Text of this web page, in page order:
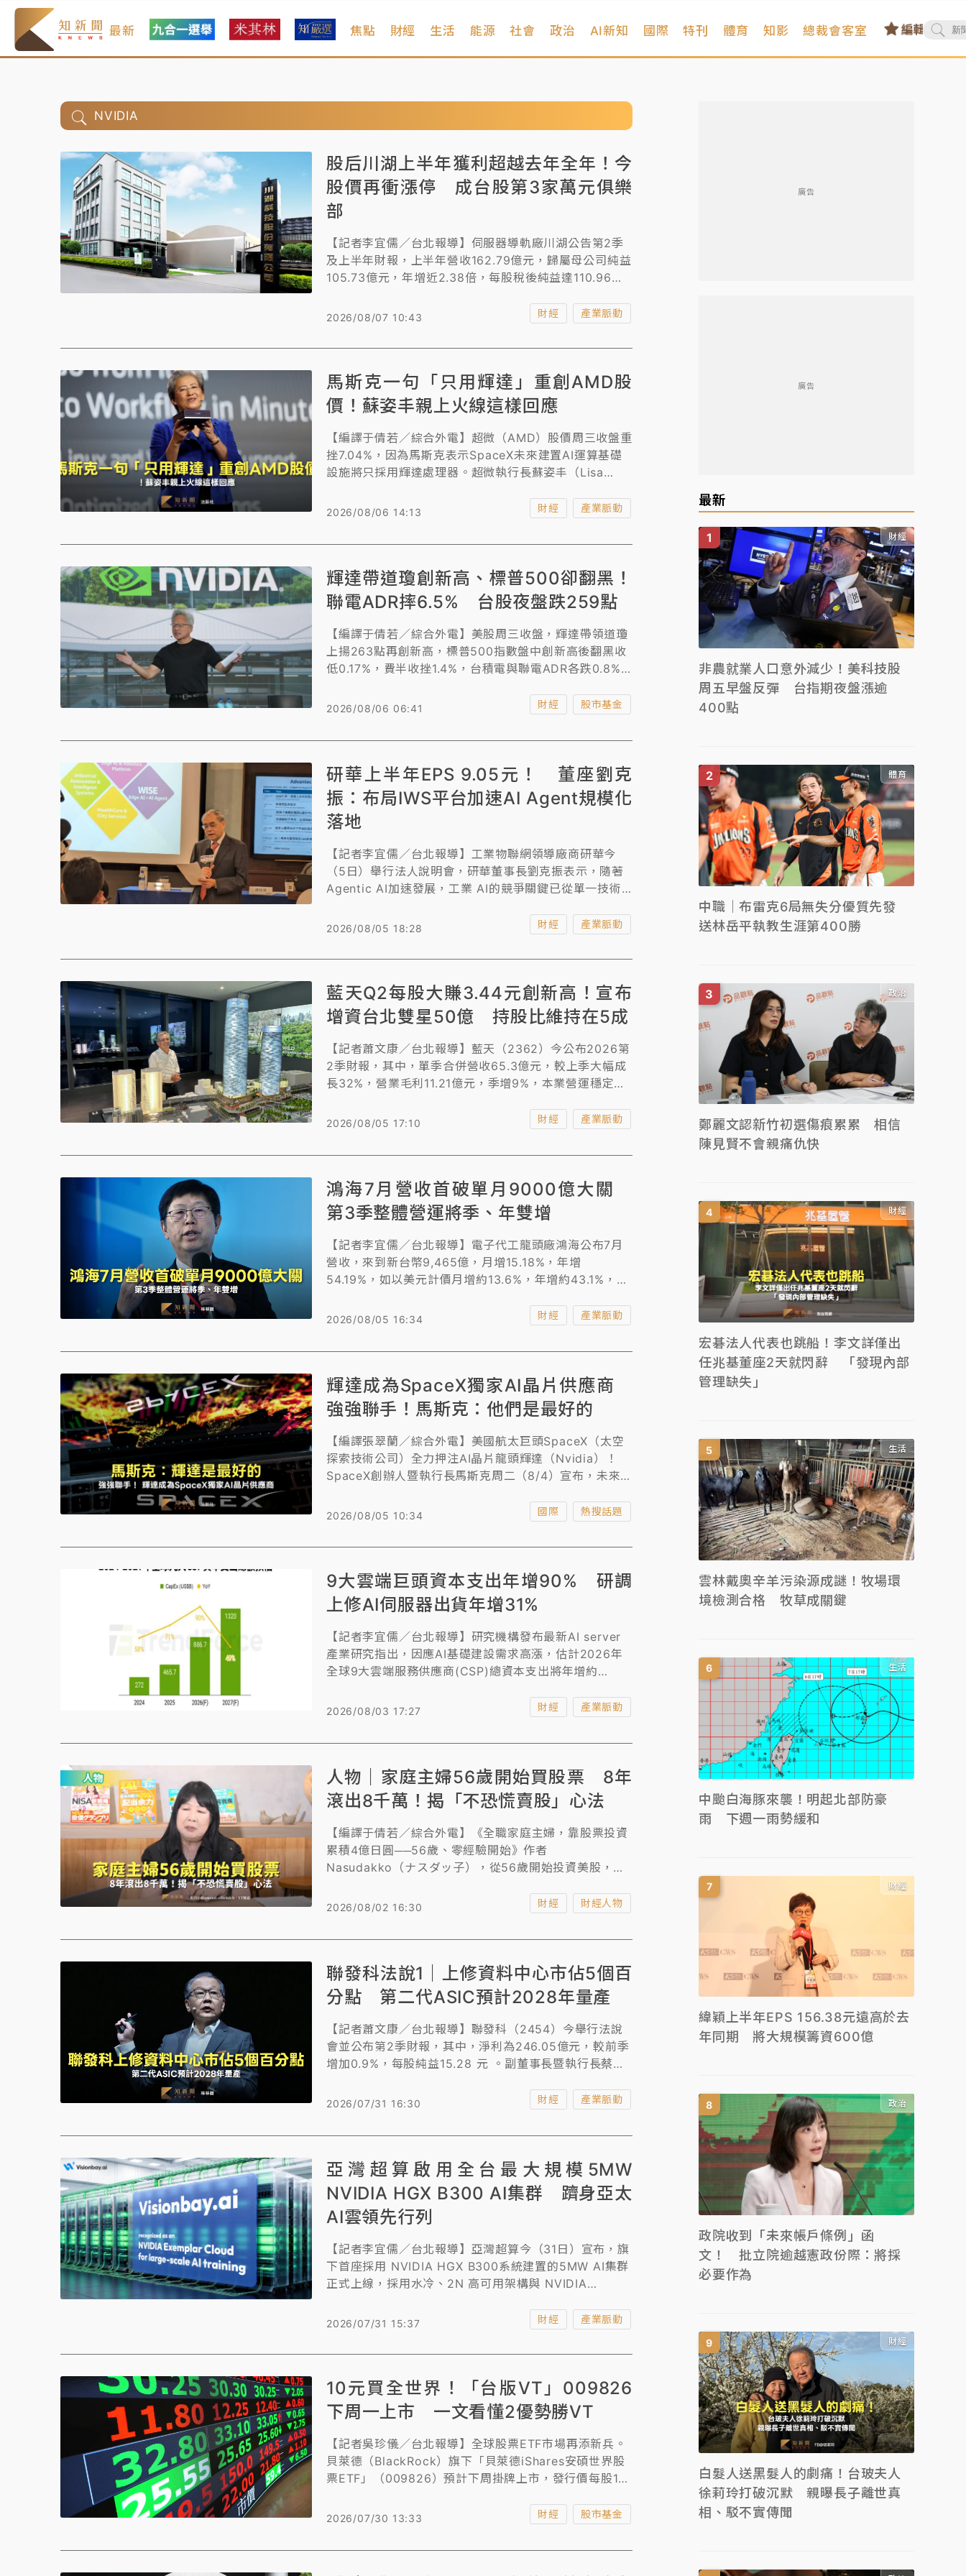
最新 焦點 財經 生活 能源 社會 政治 AI新知 國際 特刊 體育 知影 總裁會客室
NVIDIA
股后川湖上半年獲利超越去年全年！今
股價再衝漲停 成台股第3家萬元俱樂
部
【記者李宜儒／台北報導】伺服器導軌廠川湖公告第2季
及上半年財報，上半年營收162.79億元，歸屬母公司純益
105.73億元，年增近2.38倍，每股稅後純益達110.96
關之後，成為台股第3家萬元公司，今天又直接跳空漲
2026/08/07 10:43 財經 產業脈動
馬斯克一句「只用輝達」重創AMD股
價！蘇姿丰親上火線這樣回應
【編譯于倩若／綜合外電】超微（AMD）股價周三收盤重
挫7.04%，因為馬斯克表示SpaceX未來建置AI運算基礎
設施將只採用輝達處理器。超微執行長蘇姿丰（Lisa
2026/08/06 14:13 財經 產業脈動
輝達帶道瓊創新高、標普500卻翻黑！
聯電ADR摔6.5% 台股夜盤跌259點
【編譯于倩若／綜合外電】美股周三收盤，輝達帶領道瓊
上揚263點再創新高，標普500指數盤中創新高後翻黑收
低0.17%，費半收挫1.4%，台積電與聯電ADR各跌0.8%
2026/08/06 06:41 財經 股市基金
研華上半年EPS 9.05元！ 董座劉克
振：布局IWS平台加速AI Agent規模化
落地
【記者李宜儒／台北報導】工業物聯網領導廠商研華今
（5日）舉行法人說明會，研華董事長劉克振表示，隨著
Agentic AI加速發展，工業 AI的競爭關鍵已從單一技術
2026/08/05 18:28 財經 產業脈動
藍天Q2每股大賺3.44元創新高！宣布
增資台北雙星50億 持股比維持在5成
【記者蕭文康／台北報導】藍天（2362）今公布2026第
2季財報，其中，單季合併營收65.3億元，較上季大幅成
長32%，營業毛利11.21億元，季增9%，本業營運穩定增
3.44元，創單季新高。另董事會通過對台北雙星分批增資
股，持股比例50%。
2026/08/05 17:10 財經 產業脈動
鴻海7月營收首破單月9000億大關
第3季整體營運將季、年雙增
【記者李宜儒／台北報導】電子代工龍頭廠鴻海公布7月
營收，來到新台幣9,465億，月增15.18%，年增
54.19%，如以美元計價月增約13.6%，年增約43.1%，創
9000億大關。
2026/08/05 16:34 財經 產業脈動
輝達成為SpaceX獨家AI晶片供應商
強強聯手！馬斯克：他們是最好的
【編譯張翠蘭／綜合外電】美國航太巨頭SpaceX（太空
探索技術公司）全力押注AI晶片龍頭輝達（Nvidia）！
SpaceX創辦人暨執行長馬斯克周二（8/4）宣布，未來
統，包括選擇Rubin晶片作為Starmind AI1軌道資料中心
2026/08/05 10:34 國際 熱搜話題
9大雲端巨頭資本支出年增90% 研調
上修AI伺服器出貨年增31%
【記者李宜儒／台北報導】研究機構發布最新AI server
產業研究指出，因應AI基礎建設需求高漲，估計2026年
全球9大雲端服務供應商(CSP)總資本支出將年增約
GB/VR等整櫃式AI server方案的採購意願明顯提高，加
量，因此上修2026年AI server出貨年成長幅度，從原先
2026/08/03 17:27 財經 產業脈動
人物｜家庭主婦56歲開始買股票 8年
滾出8千萬！揭「不恐慌賣股」心法
【編譯于倩若／綜合外電】《全職家庭主婦，靠股票投資
累積4億日圓──56歲、零經驗開始》作者
Nasudakko（ナスダッ子），從56歲開始投資美股，短
至4億日圓（約8008萬台幣），她分享自己始終堅持的投
2026/08/02 16:30 財經 財經人物
聯發科法說1｜上修資料中心市佔5個百
分點 第二代ASIC預計2028年量產
【記者蕭文康／台北報導】聯發科（2454）今舉行法說
會並公布第2季財報，其中，淨利為246.05億元，較前季
增加0.9%，每股純益15.28 元 。副董事長暨執行長蔡力
1季持平至成長5%，毛利率達46%±1.5%。他透露與美國1
產，第二代2028年量產，而2026年資料中心營收可望超
元，聯發科也將市佔率目標從上季預估的10%至15%，提
高至15%至20%。
2026/07/31 16:30 財經 產業脈動
亞灣超算啟用全台最大規模5MW
NVIDIA HGX B300 AI集群 躋身亞太
AI雲領先行列
【記者李宜儒／台北報導】亞灣超算今（31日）宣布，旗
下首座採用 NVIDIA HGX B300系統建置的5MW AI集群
正式上線，採用水冷、2N 高可用架構與 NVIDIA
推論需求，並已簽下首批客戶長期租賃合約，以超過9成
2026/07/31 15:37 財經 產業脈動
10元買全世界！「台版VT」009826
下周一上市 一文看懂2優勢勝VT
【記者吳珍儀／台北報導】全球股票ETF市場再添新兵。
貝萊德（BlackRock）旗下「貝萊德iShares安碩世界股
票ETF」（009826）預計下周掛牌上市，發行價每股10
及小型股，並採不配息設計，希望滿足投資人一次掌握全
2026/07/30 13:33 財經 股市基金
廣告
廣告
最新
財經
非農就業人口意外減少！美科技股
周五早盤反彈 台指期夜盤漲逾
400點
體育
中職｜布雷克6局無失分優質先發
送林岳平執教生涯第400勝
政治
鄭麗文認新竹初選傷痕累累 相信
陳見賢不會親痛仇快
財經
宏碁法人代表也跳船！李文詳僅出
任兆基董座2天就閃辭 「發現內部
管理缺失」
生活
雲林戴奧辛羊污染源成謎！牧場環
境檢測合格 牧草成關鍵
生活
中颱白海豚來襲！明起北部防豪
雨 下週一雨勢緩和
財經
緯穎上半年EPS 156.38元遠高於去
年同期 將大規模籌資600億
政治
政院收到「未來帳戶條例」函
文！ 批立院逾越憲政份際：將採
必要作為
財經
白髮人送黑髮人的劇痛！台玻夫人
徐莉玲打破沉默 親曝長子離世真
相、駁不實傳聞